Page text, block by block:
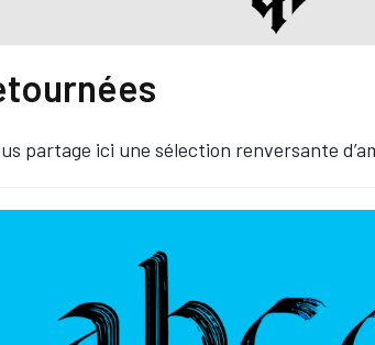
partage ici une sélection renversante